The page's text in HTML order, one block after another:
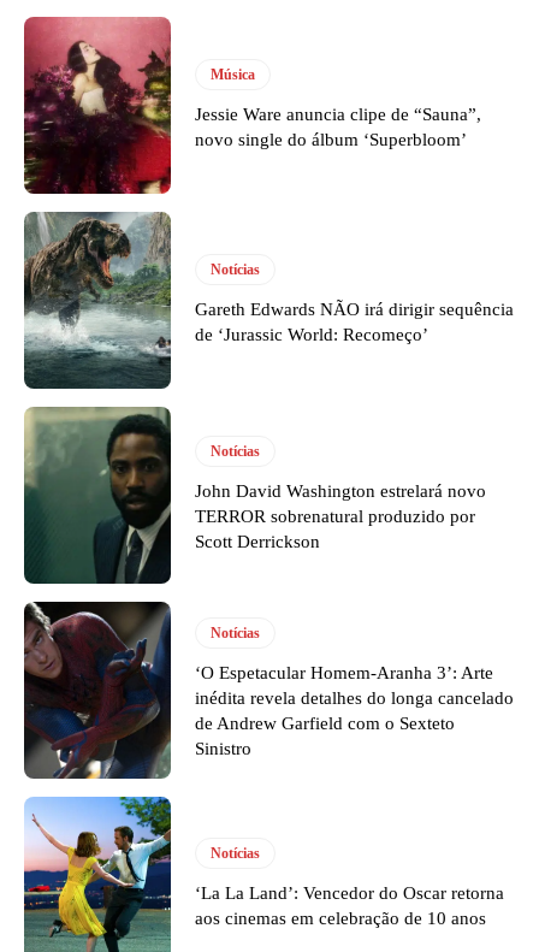
Música
Jessie Ware anuncia clipe de “Sauna”,
novo single do álbum ‘Superbloom’
Notícias
Gareth Edwards NÃO irá dirigir sequência
de ‘Jurassic World: Recomeço’
Notícias
John David Washington estrelará novo
TERROR sobrenatural produzido por
Scott Derrickson
Notícias
‘O Espetacular Homem-Aranha 3’: Arte
inédita revela detalhes do longa cancelado
de Andrew Garfield com o Sexteto
Sinistro
Notícias
‘La La Land’: Vencedor do Oscar retorna
aos cinemas em celebração de 10 anos